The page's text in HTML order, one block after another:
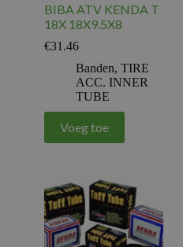
BIBA ATV KENDA T
18X 18X9.5X8
€31.46
Banden, TIRE
ACC. INNER
TUBE
Voeg toe